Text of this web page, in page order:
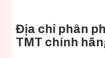
Địa chỉ phân
TMT chính